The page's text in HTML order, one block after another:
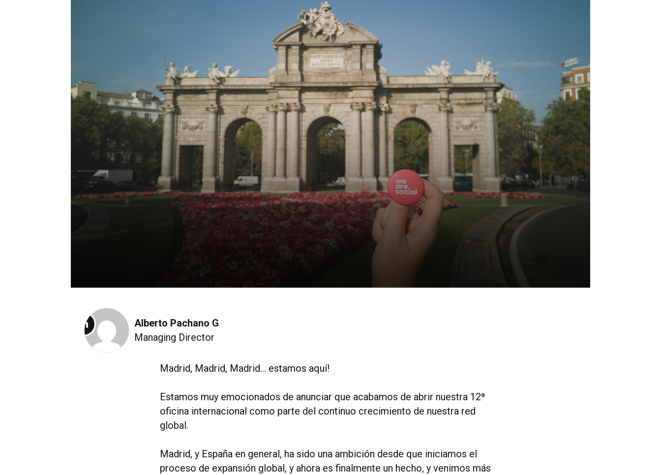
Select
to
Alberto Pachano G
Managing Director
Madrid, Madrid, Madrid… estamos aquí!
Estamos muy emocionados de anunciar que acabamos de abrir nuestra 12ª
oficina internacional como parte del continuo crecimiento de nuestra red
global.
Madrid, y España en general, ha sido una ambición desde que iniciamos el
proceso de expansión global, y ahora es finalmente un hecho, y venimos más